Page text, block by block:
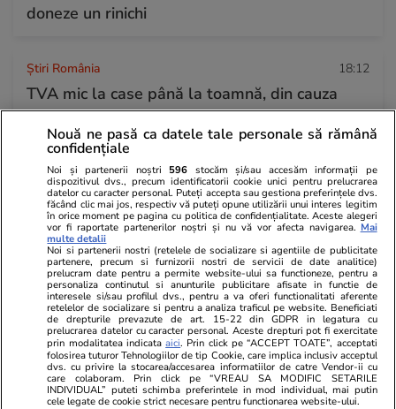
doneze un rinichi
Știri România 18:12
TVA mic la case până la toamnă, din cauza
situației create la ANCPI: ce a decis Senatul
Știri Externe 17:57
Moment penibil pentru șeful Dumei de Stat.
Reacția deputaților când au fost îndemnați să
scandeze „Rusia! Putin! Victorie!” în ultima
ședință înainte de alegeri
Citește mai multe
TRENDING
Nouă ne pasă ca datele tale personale să rămână
confidențiale
Noi și partenerii noștri 596 stocăm și/sau accesăm informații pe
dispozitivul dvs., precum identificatorii cookie unici pentru prelucrarea
datelor cu caracter personal. Puteți accepta sau gestiona preferințele dvs.
făcând clic mai jos, respectiv vă puteți opune utilizării unui interes legitim
în orice moment pe pagina cu politica de confidențialitate. Aceste alegeri
vor fi raportate partenerilor noștri și nu vă vor afecta navigarea. Mai
multe detalii
Noi si partenerii nostri (retelele de socializare si agentiile de publicitate
partenere, precum si furnizorii nostri de servicii de date analitice)
prelucram date pentru a permite website-ului sa functioneze, pentru a
personaliza continutul si anunturile publicitare afisate in functie de
interesele si/sau profilul dvs., pentru a va oferi functionalitati aferente
retelelor de socializare si pentru a analiza traficul pe website. Beneficiati
de drepturile prevazute de art. 15-22 din GDPR in legatura cu
prelucrarea datelor cu caracter personal. Aceste drepturi pot fi exercitate
prin modalitatea indicataaici. Prin click pe “ACCEPT TOATE”, acceptati
folosirea tuturor Tehnologiilor de tip Cookie, care implica inclusiv acceptul
dvs. cu privire la stocarea/accesarea informatiilor de catre Vendor-ii cu
care colaboram. Prin click pe “VREAU SA MODIFIC SETARILE
INDIVIDUAL” puteti schimba preferintele in mod individual, mai putin
cele legate de cookie strict necesare pentru functionarea website-ului.